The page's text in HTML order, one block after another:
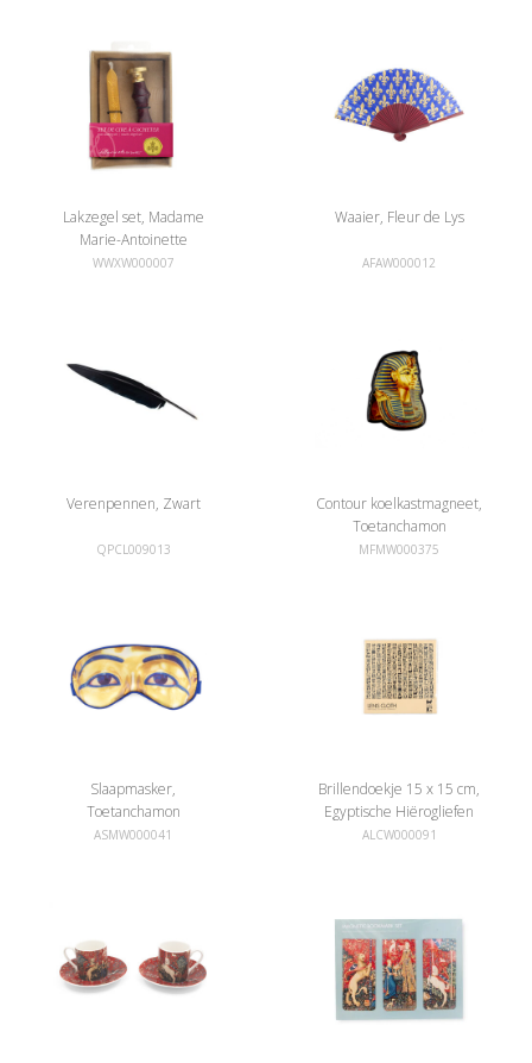
Lakzegel set, Madame
Marie-Antoinette
WWXW000007
Waaier, Fleur de Lys
AFAW000012
Verenpennen, Zwart
QPCL009013
Contour koelkastmagneet,
Toetanchamon
MFMW000375
Slaapmasker,
Toetanchamon
ASMW000041
Brillendoekje 15 x 15 cm,
Egyptische Hiërogliefen
ALCW000091